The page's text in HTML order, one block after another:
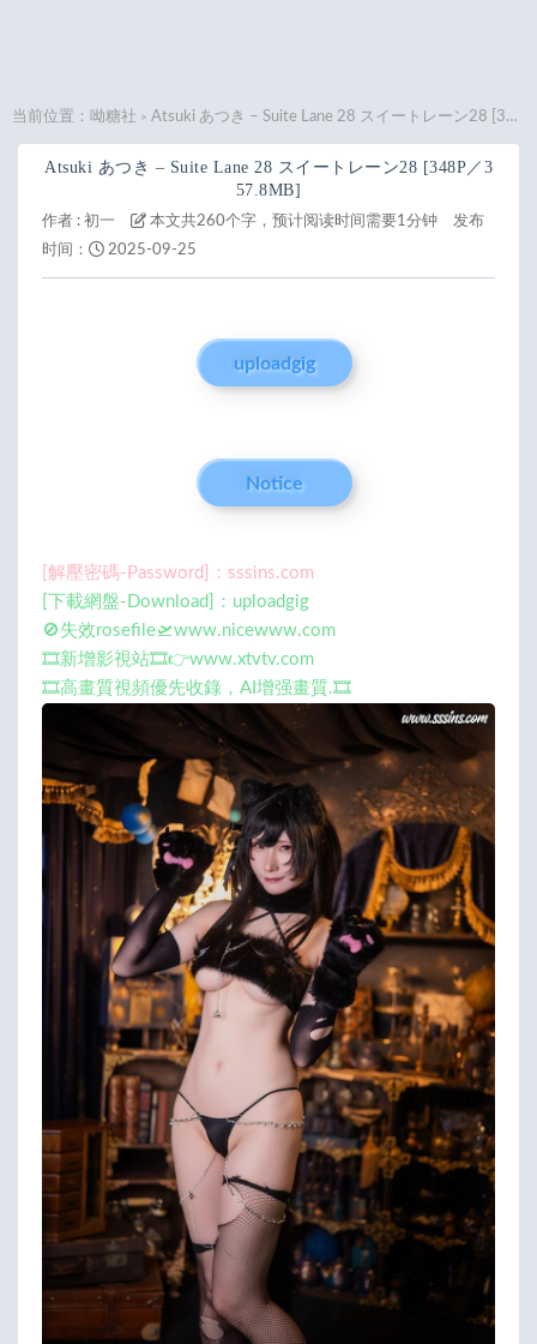
当前位置： 呦糖社 > Atsuki あつき – Suite Lane 28 スイートレーン28 [348P／357.8MB]
Atsuki あつき – Suite Lane 28 スイートレーン28 [348P／3
57.8MB]
作者 : 初一 本文共260个字，预计阅读时间需要1分钟
发布
时间：
2025-09-25
uploadgig
Notice
[解壓密碼-Password]：sssins.com
[下載網盤-Download]：uploadgig
🚫失效rosefile🛫www.nicewww.com
🎞️新增影視站🎞️👉www.xtvtv.com
🎞️高畫質視頻優先收錄，AI增强畫質.🎞️